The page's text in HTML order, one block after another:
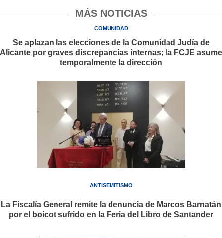
MÁS NOTICIAS
COMUNIDAD
Se aplazan las elecciones de la Comunidad Judía de
Alicante por graves discrepancias internas; la FCJE asume
temporalmente la dirección
ANTISEMITISMO
La Fiscalía General remite la denuncia de Marcos Barnatán
por el boicot sufrido en la Feria del Libro de Santander